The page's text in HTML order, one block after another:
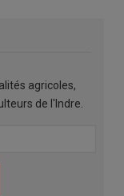
agricoles,
de l'Indre.